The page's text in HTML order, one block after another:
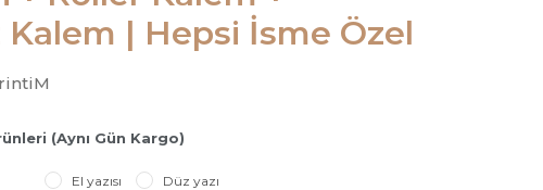
| Hepsi İsme Özel
(Aynı Gün Kargo)
El yazısı
Düz yazı